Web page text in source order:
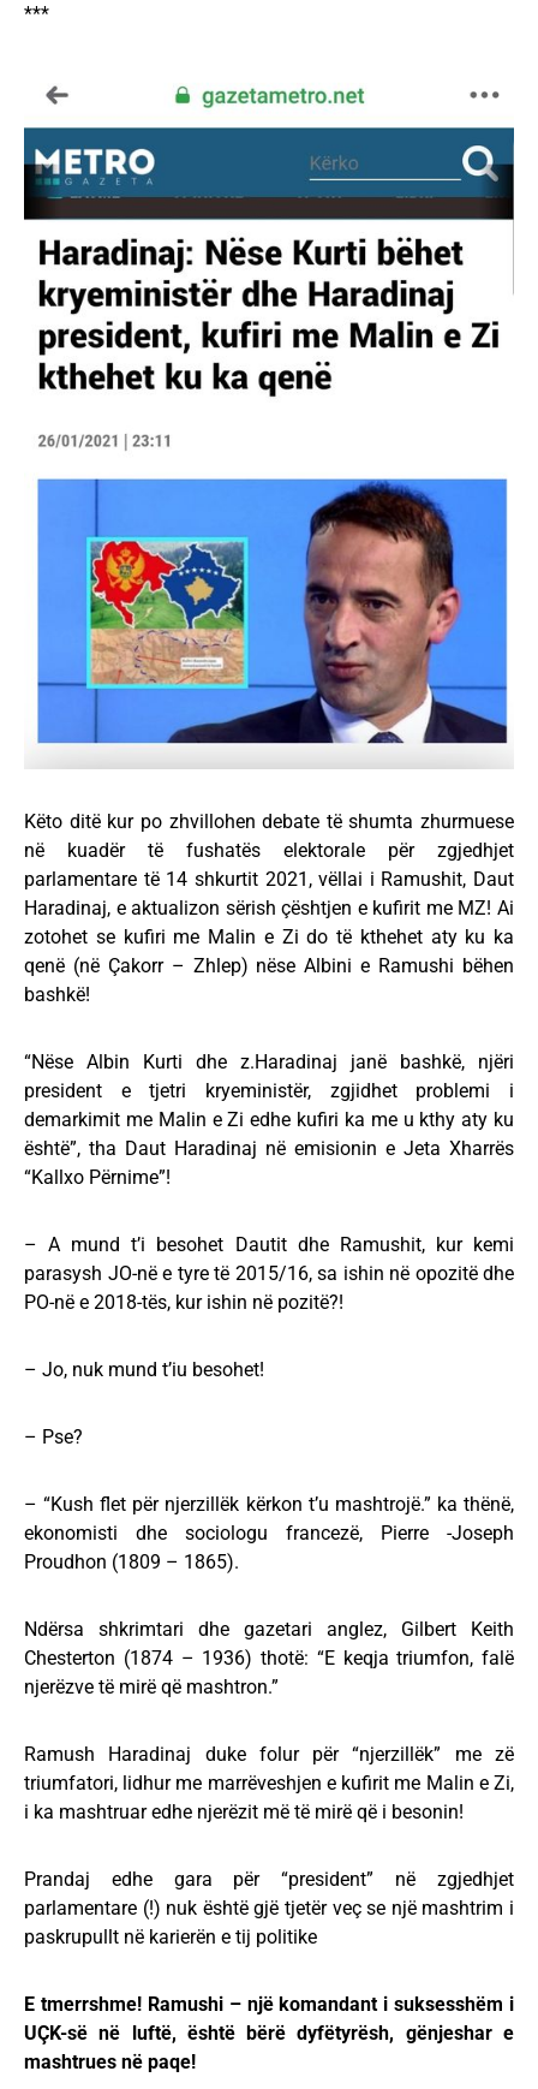
***
Këto ditë kur po zhvillohen debate të shumta zhurmuese
në kuadër të fushatës elektorale për zgjedhjet
parlamentare të 14 shkurtit 2021, vëllai i Ramushit, Daut
Haradinaj, e aktualizon sërish çështjen e kufirit me MZ! Ai
zotohet se kufiri me Malin e Zi do të kthehet aty ku ka
qenë (në Çakorr – Zhlep) nëse Albini e Ramushi bëhen
bashkë!
“Nëse Albin Kurti dhe z.Haradinaj janë bashkë, njëri
president e tjetri kryeministër, zgjidhet problemi i
demarkimit me Malin e Zi edhe kufiri ka me u kthy aty ku
është”, tha Daut Haradinaj në emisionin e Jeta Xharrës
“Kallxo Përnime”!
– A mund t’i besohet Dautit dhe Ramushit, kur kemi
parasysh JO-në e tyre të 2015/16, sa ishin në opozitë dhe
PO-në e 2018-tës, kur ishin në pozitë?!
– Jo, nuk mund t’iu besohet!
– Pse?
– “Kush flet për njerzillëk kërkon t’u mashtrojë.” ka thënë,
ekonomisti dhe sociologu francezë, Pierre -Joseph
Proudhon (1809 – 1865).
Ndërsa shkrimtari dhe gazetari anglez, Gilbert Keith
Chesterton (1874 – 1936) thotë: “E keqja triumfon, falë
njerëzve të mirë që mashtron.”
Ramush Haradinaj duke folur për “njerzillëk” me zë
triumfatori, lidhur me marrëveshjen e kufirit me Malin e Zi,
i ka mashtruar edhe njerëzit më të mirë që i besonin!
Prandaj edhe gara për “president” në zgjedhjet
parlamentare (!) nuk është gjë tjetër veç se një mashtrim i
paskrupullt në karierën e tij politike
E tmerrshme! Ramushi – një komandant i suksesshëm i
UÇK-së në luftë, është bërë dyfëtyrësh, gënjeshar e
mashtrues në paqe!